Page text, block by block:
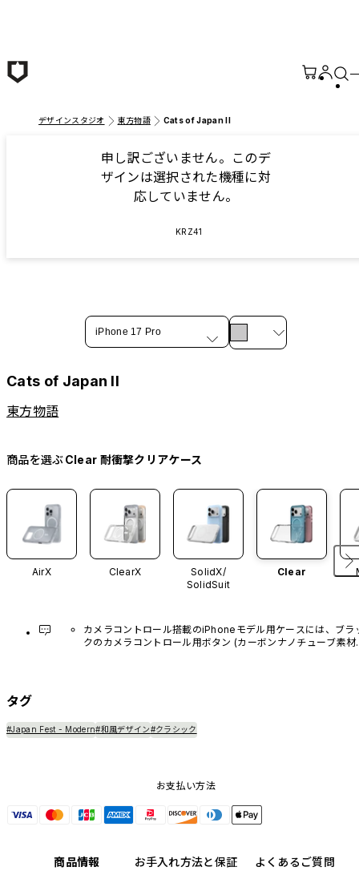
デザインスタジオ 東方物語 Cats of Japan II
申し訳ございません。このデ
ザインは選択された機種に対
応していません。
KRZ41
iPhone 17 Pro
Cats of Japan II
東方物語
商品を選ぶClear 耐衝撃クリアケース
AirX ClearX
SolidX/
SolidSuit
Clear
カメラコントロール搭載のiPhoneモデル用ケースには、ブラ
クのカメラコントロール用ボタン (カーボンナノチューブ素材)
タグ
#Japan Fest - Modern#和風デザイン#クラシック
お支払い方法
商品情報 お手入れ方法と保証 よくあるご質問